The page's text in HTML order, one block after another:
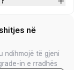
në
ndihmojë të gjeni
in e rradhës